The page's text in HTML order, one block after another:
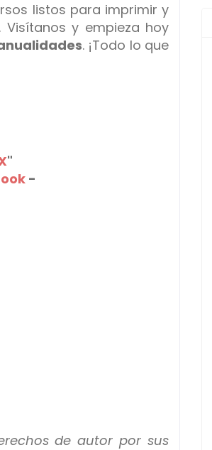
listos para imprimir y
. Visítanos y empieza hoy
. ¡Todo lo que
"
-
de autor por sus